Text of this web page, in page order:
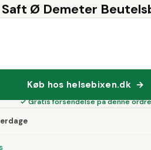
Ø Demeter
Køb hos helsebixen.dk →
✓ Gratis forsendelse på denne ordre